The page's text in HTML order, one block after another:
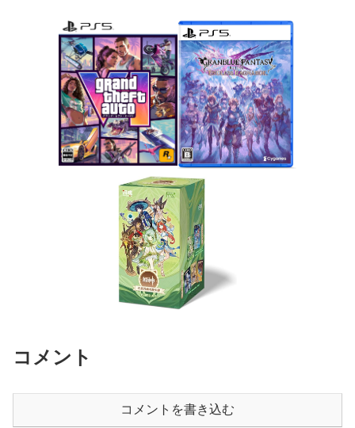
コメント
コメントを書き込む